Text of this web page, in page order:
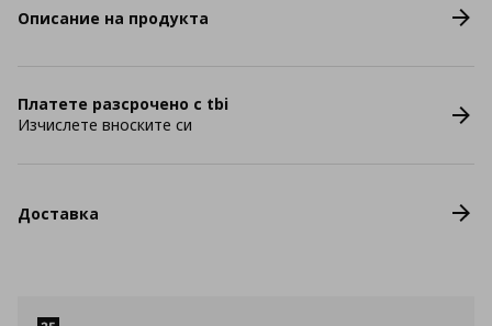
Описание на продукта
Платете разсрочено с tbi
Изчислете вноските си
Доставка